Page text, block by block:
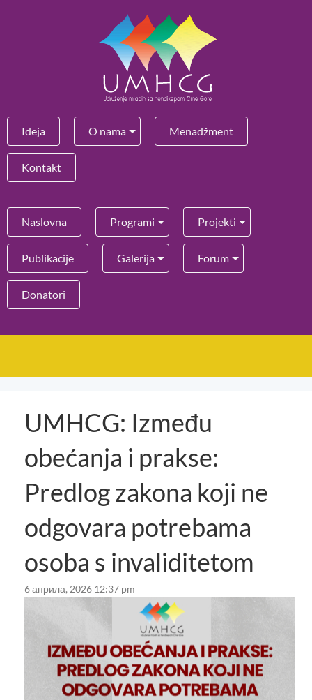
Ideja O nama Menadžment
Kontakt
Naslovna Programi Projekti
Publikacije Galerija Forum
Donatori
UMHCG: Između
obećanja i prakse:
Predlog zakona koji ne
odgovara potrebama
osoba s invaliditetom
6 априла, 2026 12:37 pm